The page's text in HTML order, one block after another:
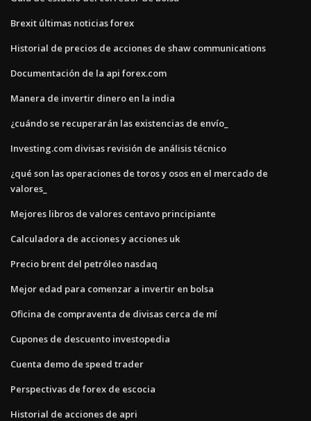
Brexit últimas noticias forex
Historial de precios de acciones de shaw communications
Documentación de la api forex.com
Manera de invertir dinero en la india
¿cuándo se recuperarán las existencias de envío_
Investing.com divisas revisión de análisis técnico
¿qué son las operaciones de toros y osos en el mercado de
valores_
Mejores libros de valores centavo principiante
Calculadora de acciones y acciones uk
Precio brent del petróleo nasdaq
Mejor edad para comenzar a invertir en bolsa
Oficina de compraventa de divisas cerca de mí
Cupones de descuento investopedia
Cuenta demo de speed trader
Perspectivas de forex de escocia
Historial de acciones de apri